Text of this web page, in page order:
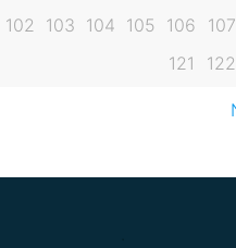
102 103 104 105 106
107
121
122